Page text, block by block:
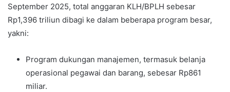
September 2025, total anggaran KLH/BPLH sebesar
Rp1,396 triliun dibagi ke dalam beberapa program besar,
yakni:
Program dukungan manajemen, termasuk belanja
operasional pegawai dan barang, sebesar Rp861
miliar.